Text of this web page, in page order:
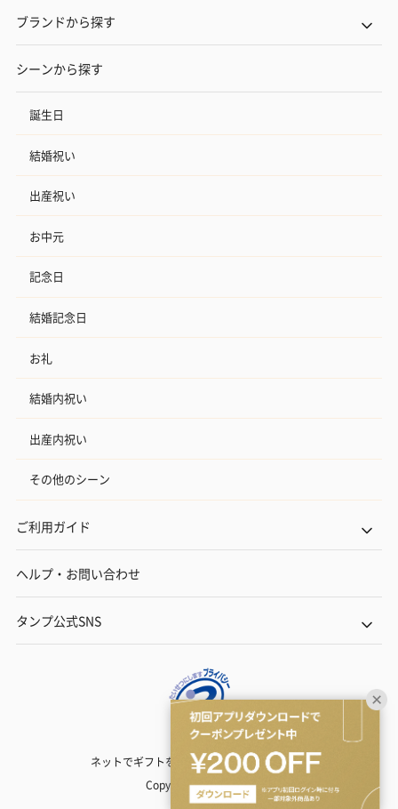
ブランドから探す
シーンから探す
誕生日
結婚祝い
出産祝い
お中元
記念日
結婚記念日
お礼
結婚内祝い
出産内祝い
その他のシーン
ご利用ガイド
ヘルプ・お問い合わせ
タンプ公式SNS
ネットでギフトを贈るなら | TANP（タンプ）
Copyright© TANP Inc.